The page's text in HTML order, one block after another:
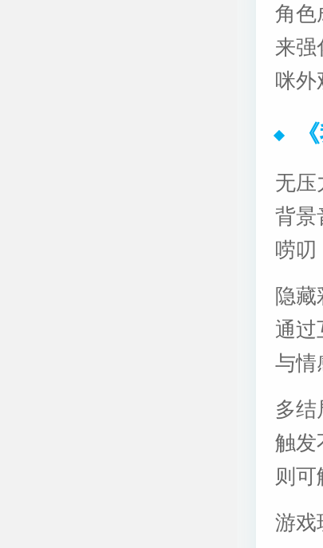
角色
来强
咪外
无压
背景
唠叨
隐
通过
与情
多结
触发
则可
游戏